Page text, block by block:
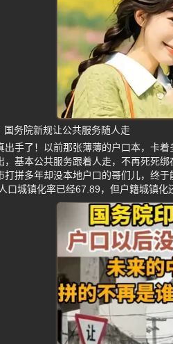
国务院新规让公共服务随人走
出手了！以前那张薄薄的户口本，卡
，基本公共服务跟着人走，不再死死
打拼多年却没本地户口的哥们儿，终
口城镇化率已经67.89，但户籍城镇化